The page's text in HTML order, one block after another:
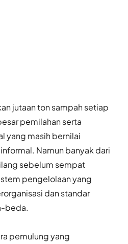
jutaan ton sampah setiap
pemilahan serta
yang masih bernilai
Namun banyak dari
sebelum sempat
pengelolaan yang
dan standar
beda.
pemulung yang